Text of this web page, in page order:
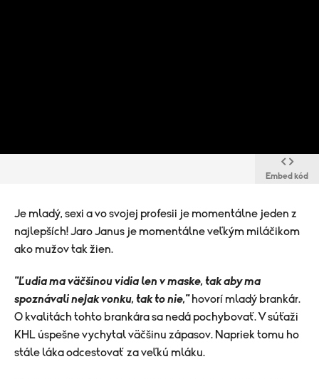
Embed kód
Je mladý, sexi a vo svojej profesii je momentálne jeden z
najlepších! Jaro Janus je momentálne veľkým miláčikom
ako mužov tak žien.
"Ľudia ma väčšinou vidia len v maske, tak aby ma
spoznávali nejak vonku, tak to nie,"hovorí mladý brankár.
O kvalitách tohto brankára sa nedá pochybovať. V súťaži
KHL úspešne vychytal väčšinu zápasov. Napriek tomu ho
stále láka odcestovať za veľkú mláku.